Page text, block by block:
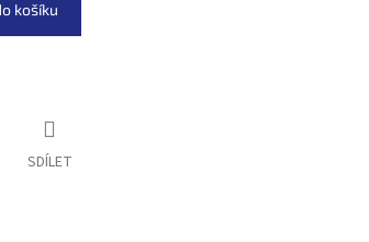
košíku
SDÍLET